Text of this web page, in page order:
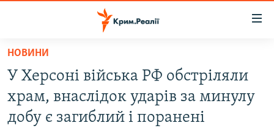
Перейти
основного
матеріалу
Перейти
до
ВОДА.КРИМ
ВІДЕО ТА ФОТО
НОВИНИ
У Херсоні війська РФ обстріляли
храм, внаслідок ударів за минулу
добу є загиблий і поранені